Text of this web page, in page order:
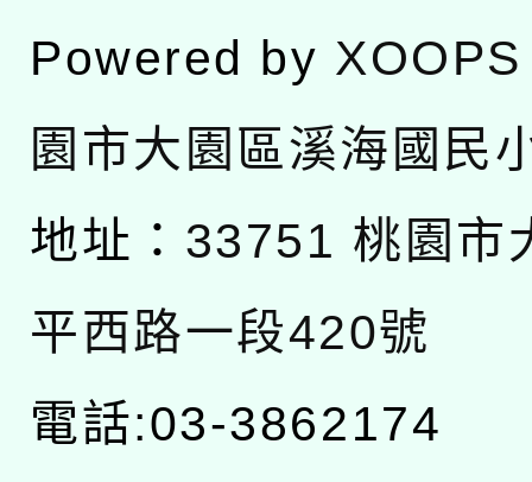
Powered by XOOPS
園市大園區溪海國民
地址： 33751 桃園市
平西路一段420號
電話:03-3862174